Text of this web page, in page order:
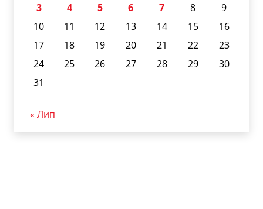
3
4 5 6 7 8
9
10
11 12 13 14 15
16
17
18 19 20 21 22
23
24
25 26 27 28 29
30
31
« Лип